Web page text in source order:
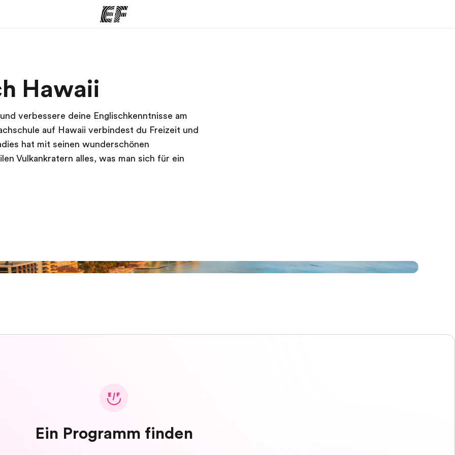
ansehen Büros in der Nähe
Hawaii
verbessere deine Englischkenntnisse am
auf Hawaii verbindest du Freizeit und
hat mit seinen wunderschönen
Vulkankratern alles, was man sich für ein
Ein Programm finden